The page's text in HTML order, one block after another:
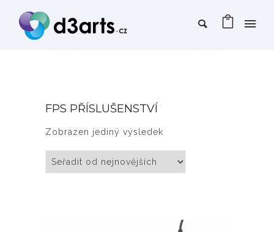
FPS PŘÍSLUŠENSTVÍ
Zobrazen jediný výsledek